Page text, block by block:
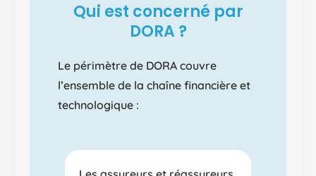
Qui est concerné par
DORA ?
Le périmètre de DORA couvre
l’ensemble de la chaîne financière et
technologique :